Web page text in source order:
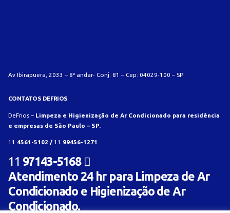
Av Ibirapuera, 2033 – 8º andar- Conj: 81 – Cep: 04029-100 – SP
CONTATOS DEFRIOS
DeFrios – Limpeza e Higienização de Ar Condicionado para residência
e empresas de São Paulo – SP.
11 4561-5102 / 11 99456-1271
11 97143-5168
Atendimento 24 hr para Limpeza de Ar
Condicionado e Higienização de Ar
Condicionado.